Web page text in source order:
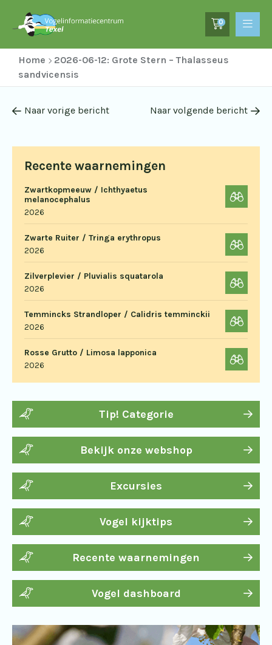
0
Home
2026-06-12: Grote Stern – Thalasseus
sandvicensis
Recente waarnemingen
Zwartkopmeeuw / Ichthyaetus
melanocephalus
2026
Zwarte Ruiter / Tringa erythropus
2026
Zilverplevier / Pluvialis squatarola
2026
Temmincks Strandloper / Calidris temminckii
2026
Rosse Grutto / Limosa lapponica
2026
Tip! Categorie
Bekijk onze webshop
Excursies
Vogel kijktips
Recente waarnemingen
Vogel dashboard
Naar vorige bericht Naar volgende bericht